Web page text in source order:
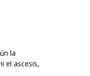
la
el ascesis,